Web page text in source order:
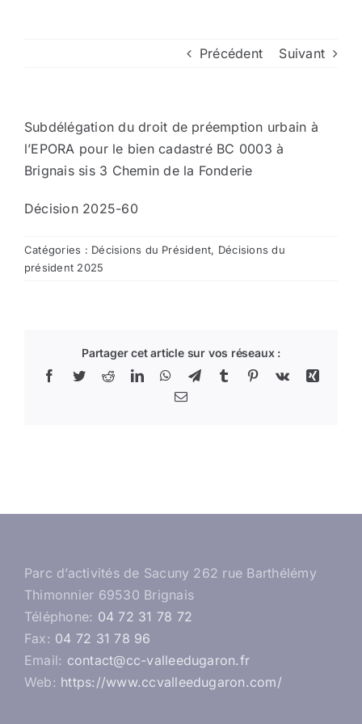
Nous contacter
Précédent Suivant
Subdélégation du droit de préemption urbain à
l’EPORA pour le bien cadastré BC 0003 à
Brignais sis 3 Chemin de la Fonderie
Décision 2025-60
Catégories : Décisions du Président, Décisions du
président 2025
Partager cet article sur vos réseaux :
Facebook
TwitterRedditLinkedInWhatsApp
TelegramTumblr Pinterest
Vk
Xing
Email
Parc d’activités de Sacuny 262 rue Barthélémy
Thimonnier 69530 Brignais
Téléphone: 04 72 31 78 72
Fax: 04 72 31 78 96
Email: contact@cc-valleedugaron.fr
Web: https://www.ccvalleedugaron.com/